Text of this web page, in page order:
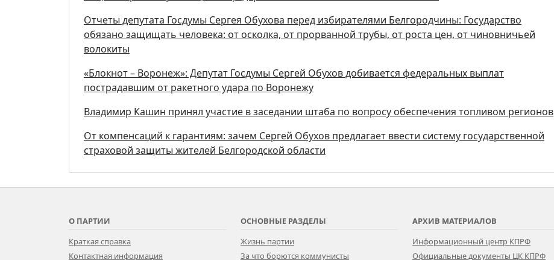
Отчеты депутата Госдумы Сергея Обухова перед избирателями Белгородчины: Государство
обязано защищать человека: от осколка, от прорванной трубы, от роста цен, от чиновничьей
волокиты
«Блокнот – Воронеж»: Депутат Госдумы Сергей Обухов добивается федеральных выплат
пострадавшим от ракетного удара по Воронежу
Владимир Кашин принял участие в заседании штаба по вопросу обеспечения топливом регионов
От компенсаций к гарантиям: зачем Сергей Обухов предлагает ввести систему государственной
страховой защиты жителей Белгородской области
О ПАРТИИ
Краткая справка
Контактная информация
ОСНОВНЫЕ РАЗДЕЛЫ
Жизнь партии
За что борются коммунисты
АРХИВ МАТЕРИАЛОВ
Информационный центр КПРФ
Официальные документы ЦК КПРФ